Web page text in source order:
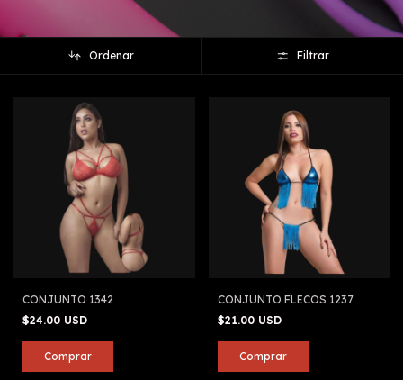
Ordenar Filtrar
CONJUNTO 1342
$24.00 USD
CONJUNTO FLECOS 1237
$21.00 USD